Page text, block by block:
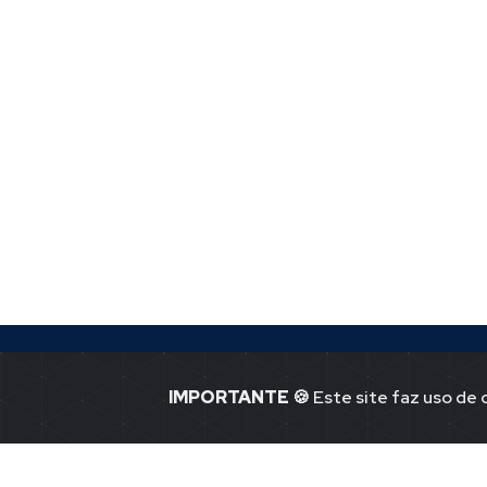
Jornal Ponto -
IMPORTANTE 🍪 Este site faz uso